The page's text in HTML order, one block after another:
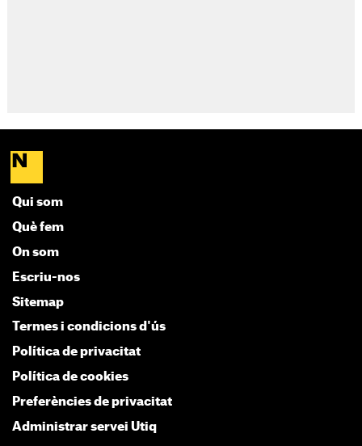
Qui som
Què fem
On som
Escriu-nos
Sitemap
Termes i condicions d'ús
Política de privacitat
Política de cookies
Preferències de privacitat
Administrar servei Utiq